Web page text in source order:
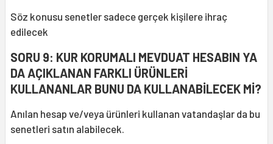
Söz konusu senetler sadece gerçek kişilere ihraç
edilecek
SORU 9: KUR KORUMALI MEVDUAT HESABIN YA
DA AÇIKLANAN FARKLI ÜRÜNLERİ
KULLANANLAR BUNU DA KULLANABİLECEK Mİ?
Anılan hesap ve/veya ürünleri kullanan vatandaşlar da bu
senetleri satın alabilecek.